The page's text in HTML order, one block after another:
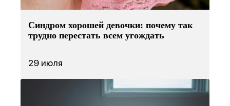
Синдром хорошей девочки: почему так
трудно перестать всем угождать
29 июля